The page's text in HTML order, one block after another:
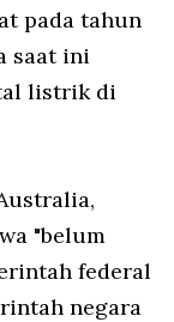
pada tahun
saat ini
listrik di
"belum
federal
negara